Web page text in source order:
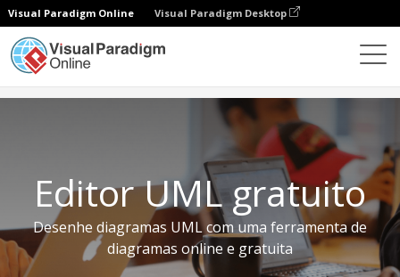
Visual Paradigm Online Visual Paradigm Desktop
Editor UML gratuito
Desenhe diagramas UML com uma ferramenta de
diagramas online e gratuita